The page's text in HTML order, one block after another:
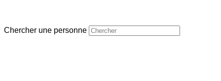
Chercher une personne